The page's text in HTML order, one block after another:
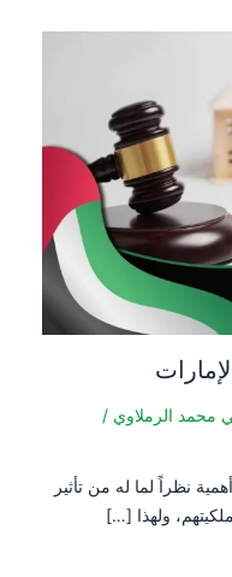
محمد الرملاوي /
نظراً لما له من تأثير
ولهذا […]